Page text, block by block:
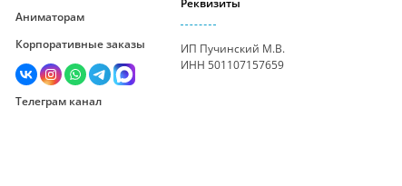
Аниматорам
Корпоративные заказы
Телеграм канал
Реквизиты
ИП Пучинский М.В.
ИНН 501107157659